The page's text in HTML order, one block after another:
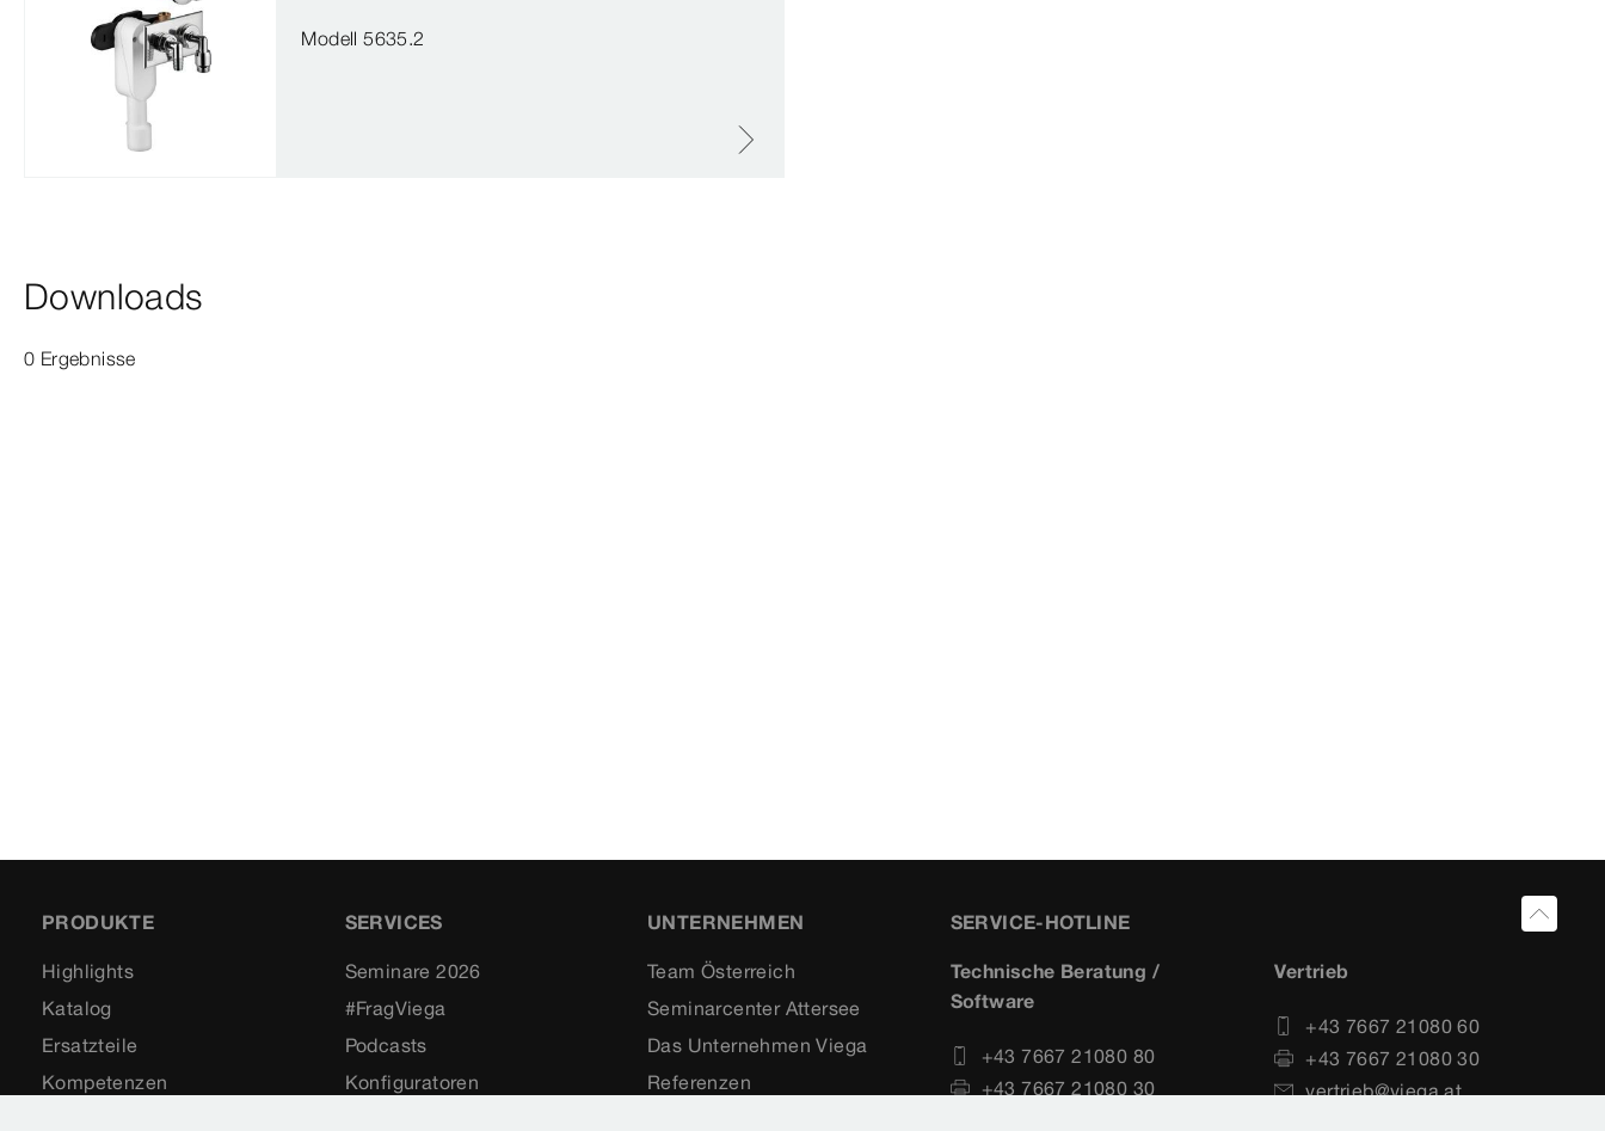
Modell 5635.2
Downloads
0 Ergebnisse
PRODUKTE
Highlights
Katalog
Ersatzteile
Kompetenzen
SERVICES
Seminare 2026
#FragViega
Podcasts
Konfiguratoren
UNTERNEHMEN
Team Österreich
Seminarcenter Attersee
Das Unternehmen Viega
Referenzen
SERVICE-HOTLINE
Technische Beratung /
Software
+43 7667 21080 80
+43 7667 21080 30
Vertrieb
+43 7667 21080 60
+43 7667 21080 30
vertrieb@viega.at